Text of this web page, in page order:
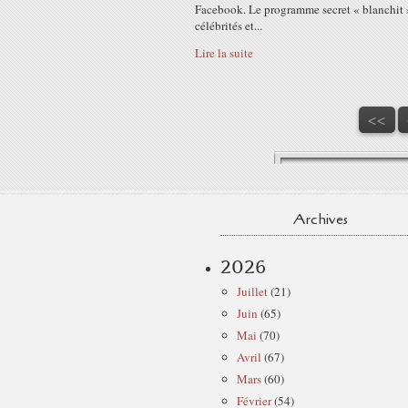
Facebook. Le programme secret « blanchit
célébrités et...
Lire la suite
<<
Archives
2026
Juillet(21)
Juin (65)
Mai (70)
Avril (67)
Mars(60)
Février(54)